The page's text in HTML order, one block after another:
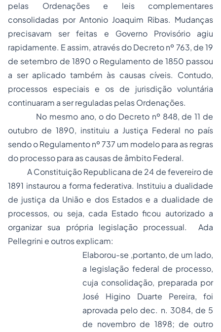
pelas Ordenações e leis complementares
consolidadas por Antonio Joaquim Ribas. Mudanças
precisavam ser feitas e Governo Provisório agiu
rapidamente. E assim, através do Decreto nº 763, de 19
de setembro de 1890 o Regulamento de 1850 passou
a ser aplicado também às causas cíveis. Contudo,
processos especiais e os de jurisdição voluntária
continuaram a ser reguladas pelas Ordenações.
No mesmo ano, o do Decreto nº 848, de 11 de
outubro de 1890, instituiu a Justiça Federal no país
sendo o Regulamento nº 737 um modelo para as regras
do processo para as causas de âmbito Federal.
A Constituição Republicana de 24 de fevereiro de
1891 instaurou a forma federativa. Instituiu a dualidade
de justiça da União e dos Estados e a dualidade de
processos, ou seja, cada Estado ficou autorizado a
organizar sua própria legislação processual. Ada
Pellegrini e outros explicam:
Elaborou-se ,portanto, de um lado,
a legislação federal de processo,
cuja consolidação, preparada por
José Higino Duarte Pereira, foi
aprovada pelo dec. n. 3084, de 5
de novembro de 1898; de outro